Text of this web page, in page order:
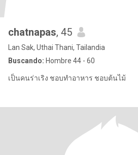
chatnapas, 45
Lan Sak, Uthai Thani, Tailandia
Buscando: Hombre 44 - 60
เป็นคนร่าเริง ชอบทำอาหาร ชอบต้นไม้